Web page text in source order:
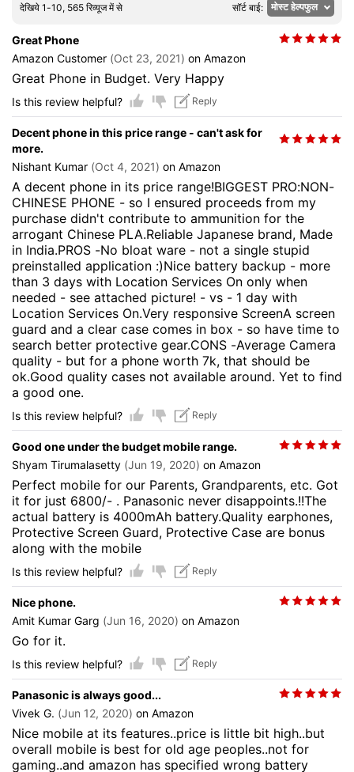
देखिये 1-10, 565 रिव्यूज में से सॉर्ट बाई:
Great Phone
Amazon Customer (Oct 23, 2021) on Amazon
Great Phone in Budget. Very Happy
Is this review helpful? Reply
Decent phone in this price range - can't ask for
more.
Nishant Kumar (Oct 4, 2021) on Amazon
A decent phone in its price range!BIGGEST PRO:NON-
CHINESE PHONE - so I ensured proceeds from my
purchase didn't contribute to ammunition for the
arrogant Chinese PLA.Reliable Japanese brand, Made
in India.PROS -No bloat ware - not a single stupid
preinstalled application :)Nice battery backup - more
than 3 days with Location Services On only when
needed - see attached picture! - vs - 1 day with
Location Services On.Very responsive ScreenA screen
guard and a clear case comes in box - so have time to
search better protective gear.CONS -Average Camera
quality - but for a phone worth 7k, that should be
ok.Good quality cases not available around. Yet to find
a good one.
Is this review helpful? Reply
Good one under the budget mobile range.
Shyam Tirumalasetty (Jun 19, 2020) on Amazon
Perfect mobile for our Parents, Grandparents, etc. Got
it for just 6800/- . Panasonic never disappoints.!!The
actual battery is 4000mAh battery.Quality earphones,
Protective Screen Guard, Protective Case are bonus
along with the mobile
Is this review helpful? Reply
Nice phone.
Amit Kumar Garg (Jun 16, 2020) on Amazon
Go for it.
Is this review helpful? Reply
Panasonic is always good...
Vivek G. (Jun 12, 2020) on Amazon
Nice mobile at its features..price is little bit high..but
overall mobile is best for old age peoples..not for
gaming..and amazon has specified wrong battery